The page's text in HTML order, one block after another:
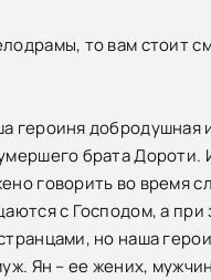
то вам стоит
героиня
брата
говорить во время
с Господом, а
но наша
Ян – ее жених,